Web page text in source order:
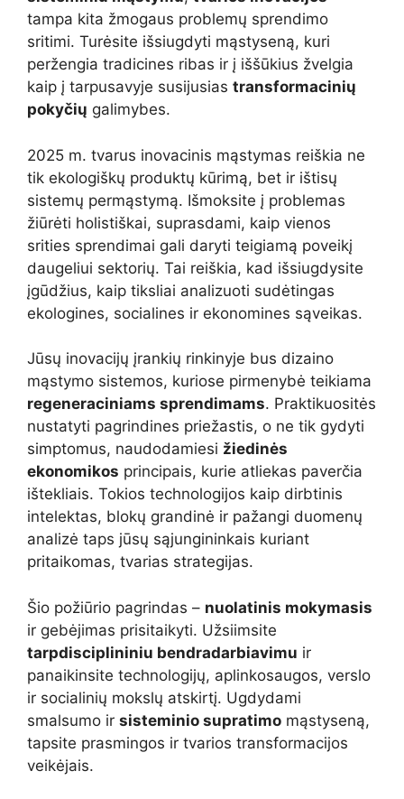
tampa kita žmogaus problemų sprendimo
sritimi. Turėsite išsiugdyti mąstyseną, kuri
peržengia tradicines ribas ir į iššūkius žvelgia
kaip į tarpusavyje susijusias transformacinių
pokyčių galimybes.
2025 m. tvarus inovacinis mąstymas reiškia ne
tik ekologiškų produktų kūrimą, bet ir ištisų
sistemų permąstymą. Išmoksite į problemas
žiūrėti holistiškai, suprasdami, kaip vienos
srities sprendimai gali daryti teigiamą poveikį
daugeliui sektorių. Tai reiškia, kad išsiugdysite
įgūdžius, kaip tiksliai analizuoti sudėtingas
ekologines, socialines ir ekonomines sąveikas.
Jūsų inovacijų įrankių rinkinyje bus dizaino
mąstymo sistemos, kuriose pirmenybė teikiama
regeneraciniams sprendimams. Praktikuositės
nustatyti pagrindines priežastis, o ne tik gydyti
simptomus, naudodamiesi žiedinės
ekonomikos principais, kurie atliekas paverčia
ištekliais. Tokios technologijos kaip dirbtinis
intelektas, blokų grandinė ir pažangi duomenų
analizė taps jūsų sąjungininkais kuriant
pritaikomas, tvarias strategijas.
Šio požiūrio pagrindas – nuolatinis mokymasis
ir gebėjimas prisitaikyti. Užsiimsite
tarpdisciplininiu bendradarbiavimu ir
panaikinsite technologijų, aplinkosaugos, verslo
ir socialinių mokslų atskirtį. Ugdydami
smalsumo ir sisteminio supratimo mąstyseną,
tapsite prasmingos ir tvarios transformacijos
veikėjais.